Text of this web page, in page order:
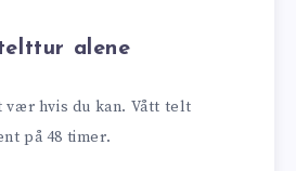
alene
vær hvis du kan. Vått telt
på 48 timer.